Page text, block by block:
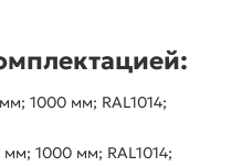
1000 мм; RAL1014;
1000 мм; RAL1014;